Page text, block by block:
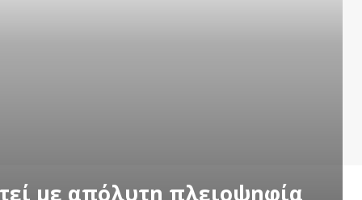
με απόλυτη πλειοψηφία